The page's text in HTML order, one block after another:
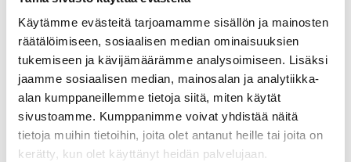
Käytämme evästeitä tarjoamamme sisällön ja mainosten
räätälöimiseen, sosiaalisen median ominaisuuksien
tukemiseen ja kävijämäärämme analysoimiseen. Lisäksi
jaamme sosiaalisen median, mainosalan ja analytiikka-
alan kumppaneillemme tietoja siitä, miten käytät
sivustoamme. Kumppanimme voivat yhdistää näitä
tietoja muihin tietoihin, joita olet antanut heille tai joita on
kerätty, kun olet käyttänyt heidän palvelujaan.
Teknisk specifikation
750/1250/2000 W
Spänningsmatning
230 V AC
Kabellängd
150 cm